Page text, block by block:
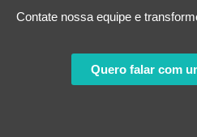
Contate nossa equipe e
Quero falar com